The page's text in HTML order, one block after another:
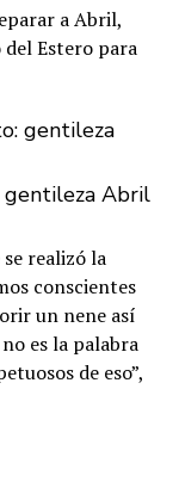
a Abril,
Estero para
gentileza Abril
realizó la
conscientes
un nene así
es la palabra
de eso”,